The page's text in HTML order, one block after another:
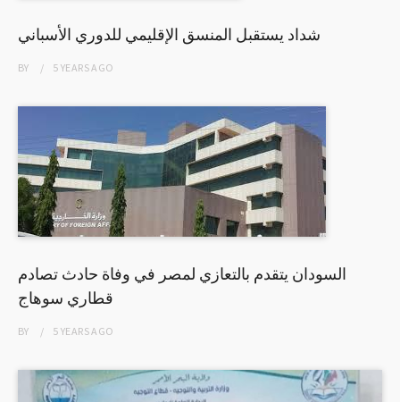
شداد يستقبل المنسق الإقليمي للدوري الأسباني
BY 5 YEARSAGO
السودان يتقدم بالتعازي لمصر في وفاة حادث تصادم
قطاري سوهاج
BY 5 YEARSAGO